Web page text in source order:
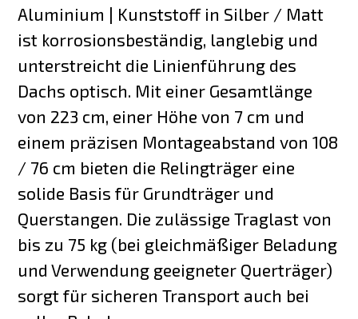
Aluminium | Kunststoff in Silber / Matt
ist korrosionsbeständig, langlebig und
unterstreicht die Linienführung des
Dachs optisch. Mit einer Gesamtlänge
von 223 cm, einer Höhe von 7 cm und
einem präzisen Montageabstand von 108
/ 76 cm bieten die Relingträger eine
solide Basis für Grundträger und
Querstangen. Die zulässige Traglast von
bis zu 75 kg (bei gleichmäßiger Beladung
und Verwendung geeigneter Querträger)
sorgt für sicheren Transport auch bei